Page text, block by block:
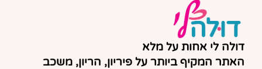
דולה לי אחות על מלא
האתר המקיף ביותר על פיריון, הריון, משכב